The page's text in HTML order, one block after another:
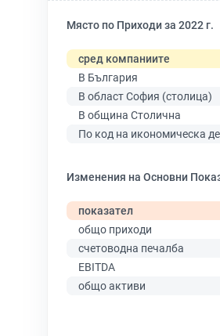
Място по Приходи за 2022 г.
сред компаниите
В България
В област София (столица)
В община Столична
По код на икономическа
Изменения на Основни
показател
общо приходи
счетоводна печалба
EBITDA
общо активи